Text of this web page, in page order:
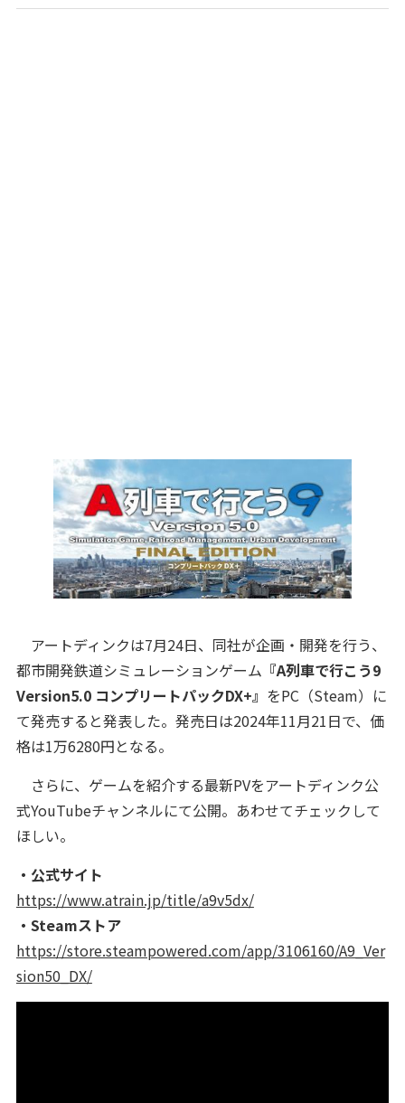
アートディンクは7月24日、同社が企画・開発を行う、
都市開発鉄道シミュレーションゲーム 『A列車で行こう9
Version5.0 コンプリートパックDX+』 をPC（Steam）に
て発売すると発表した。発売日は2024年11月21日で、価
格は1万6280円となる。
さらに、ゲームを紹介する最新PVをアートディンク公
式YouTubeチャンネルにて公開。あわせてチェックして
ほしい。
・公式サイト
https://www.atrain.jp/title/a9v5dx/
・Steamストア
https://store.steampowered.com/app/3106160/A9_Ver
sion50_DX/